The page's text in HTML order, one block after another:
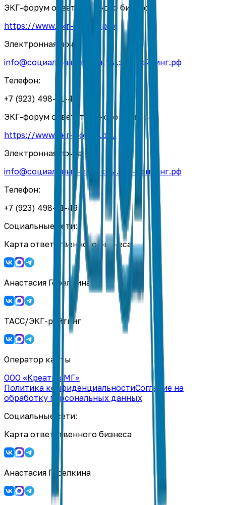
ЭКГ-форум ответственного бизнеса:
https://www.экг-форум.рф/
Электронная почта:
info@социальные-проекты.экг-рейтинг.рф
Телефон:
+7 (923) 498-11-49
ЭКГ-форум ответственного бизнеса:
https://www.экг-форум.рф/
Электронная почта:
info@социальные-проекты.экг-рейтинг.рф
Телефон:
+7 (923) 498-11-49
Социальные сети:
Карта ответственного бизнеса
Анастасия Горелкина
ТАСС/ЭКГ-рейтинг
Оператор карты
ООО «Креатив МГ»
Политика конфиденциальностиСогласие на
обработку персональных данных
Социальные сети:
Карта ответственного бизнеса
Анастасия Горелкина